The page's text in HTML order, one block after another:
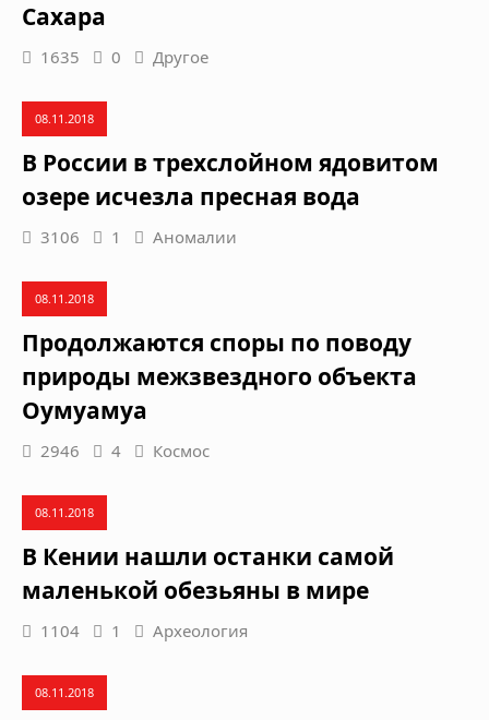
Сахара
1635 0 Другое
08.11.2018
В России в трехслойном ядовитом
озере исчезла пресная вода
3106 1 Аномалии
08.11.2018
Продолжаются споры по поводу
природы межзвездного объекта
Оумуамуа
2946 4 Космос
08.11.2018
В Кении нашли останки самой
маленькой обезьяны в мире
1104 1 Археология
08.11.2018